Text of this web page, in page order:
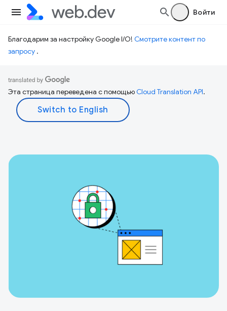
Войти
Благодарим за настройку Google I/O! Смотрите контент по
запросу .
Эта страница переведена с помощьюCloud Translation API.